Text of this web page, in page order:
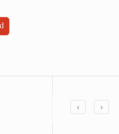
Top 6 over
‹ ›